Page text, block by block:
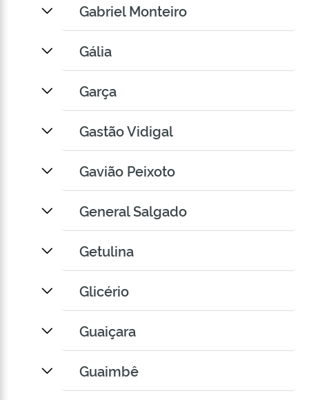
Gabriel Monteiro
Gália
Garça
Gastão Vidigal
Gavião Peixoto
General Salgado
Getulina
Glicério
Guaiçara
Guaimbê